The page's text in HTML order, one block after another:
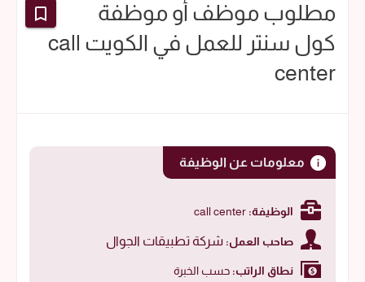
مطلوب موظف أو موظفة
كول سنتر للعمل في الكويت call
center
معلومات عن الوظيفة
الوظيفة:
صاحب العمل: شركة تطبيقات الجوال
نطاق الراتب: حسب الخبرة